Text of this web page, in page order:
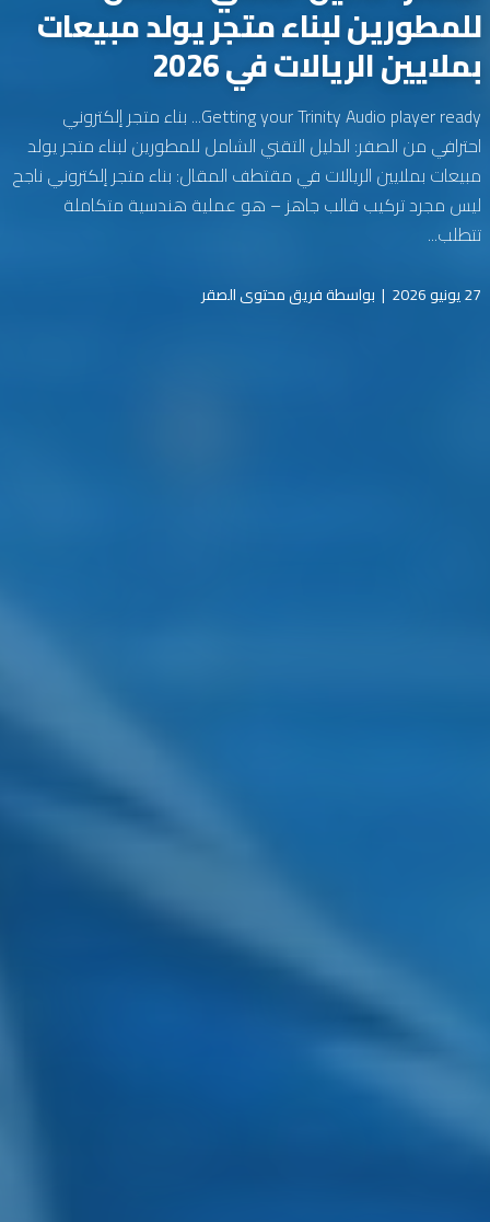
للمطورين لبناء متجر يولد مبيعات
بملايين الريالات في 2026
Getting your Trinity Audio player ready... بناء متجر إلكتروني
احترافي من الصفر: الدليل التقني الشامل للمطورين لبناء متجر يولد
مبيعات بملايين الريالات في مقتطف المقال: بناء متجر إلكتروني ناجح
ليس مجرد تركيب قالب جاهز – هو عملية هندسية متكاملة
تتطلب...
27 يونيو 2026 | بواسطة فريق محتوى الصقر